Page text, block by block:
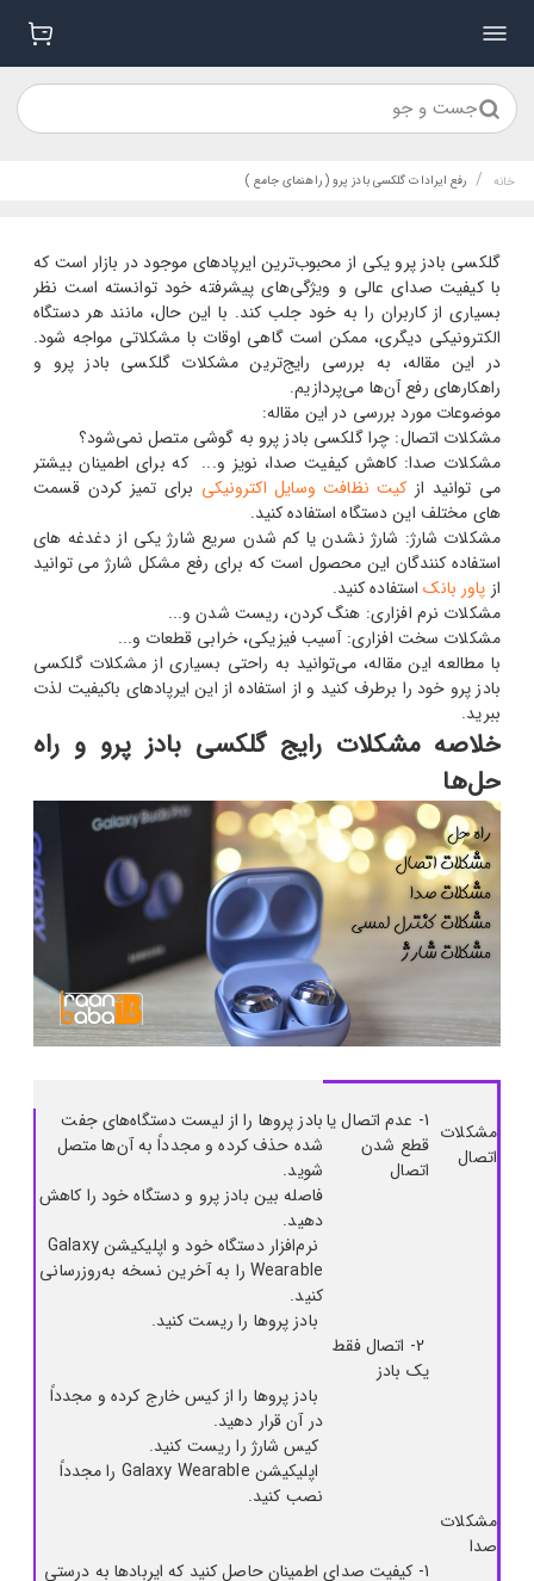
جست و جو
خانه / رفع ایرادات گلکسی بادز پرو ( راهنمای جامع )
گلکسی بادز پرو یکی از محبوب‌ترین ایرپادهای موجود در بازار است که
با کیفیت صدای عالی و ویژگی‌های پیشرفته خود توانسته است نظر
بسیاری از کاربران را به خود جلب کند. با این حال، مانند هر دستگاه
الکترونیکی دیگری، ممکن است گاهی اوقات با مشکلاتی مواجه شود.
در این مقاله، به بررسی رایج‌ترین مشکلات گلکسی بادز پرو و
راهکارهای رفع آن‌ها می‌پردازیم.
موضوعات مورد بررسی در این مقاله:
مشکلات اتصال: چرا گلکسی بادز پرو به گوشی متصل نمی‌شود؟
مشکلات صدا: کاهش کیفیت صدا، نویز و... که برای اطمینان بیشتر
می توانید از کیت نظافت وسایل اکترونیکی برای تمیز کردن قسمت
های مختلف این دستگاه استفاده کنید.
مشکلات شارژ: شارژ نشدن یا کم شدن سریع شارژ یکی از دغدغه های
استفاده کنندگان این محصول است که برای رفع مشکل شارژ می توانید
از پاور بانکاستفاده کنید.
مشکلات نرم افزاری: هنگ کردن، ریست شدن و...
مشکلات سخت افزاری: آسیب فیزیکی، خرابی قطعات و...
با مطالعه این مقاله، می‌توانید به راحتی بسیاری از مشکلات گلکسی
بادز پرو خود را برطرف کنید و از استفاده از این ایرپادهای باکیفیت لذت
ببرید.
خلاصه مشکلات رایج گلکسی بادز پرو و راه
حل‌ها
مشکلات
اتصال
1- عدم اتصال یا
قطع شدن
اتصال
بادز پروها را از لیست دستگاه‌های جفت
شده حذف کرده و مجدداً به آن‌ها متصل
شوید.
فاصله بین بادز پرو و دستگاه خود را کاهش
دهید.
نرم‌افزار دستگاه خود و اپلیکیشن Galaxy
Wearable را به آخرین نسخه به‌روزرسانی
کنید.
بادز پروها را ریست کنید.
2- اتصال فقط
یک بادز
بادز پروها را از کیس خارج کرده و مجدداً
در آن قرار دهید.
کیس شارژ را ریست کنید.
اپلیکیشن Galaxy Wearable را مجدداً
نصب کنید.
مشکلات
صدا
1- کیفیت صدای اطمینان حاصل کنید که ایربادها به درستی